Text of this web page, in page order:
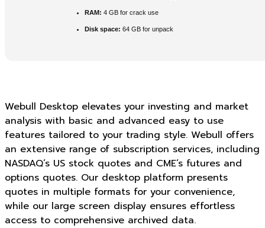
RAM: 4 GB for crack use
Disk space: 64 GB for unpack
Webull Desktop elevates your investing and market
analysis with basic and advanced easy to use
features tailored to your trading style. Webull offers
an extensive range of subscription services, including
NASDAQ’s US stock quotes and CME’s futures and
options quotes. Our desktop platform presents
quotes in multiple formats for your convenience,
while our large screen display ensures effortless
access to comprehensive archived data.